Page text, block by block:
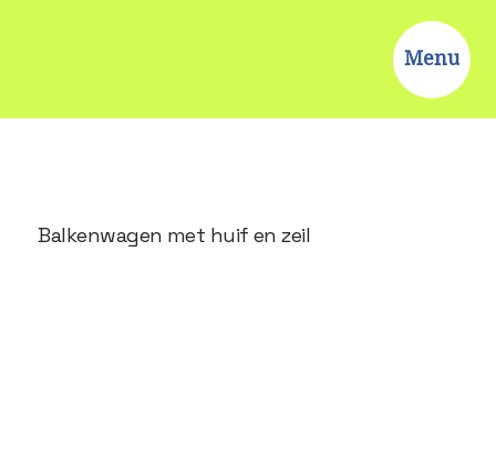
Menu
Balkenwagen met huif en zeil